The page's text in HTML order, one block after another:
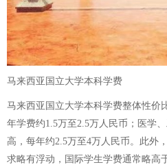
马来西亚国立大学本科学费
马来西亚国立大学本科学费整体性价
年学费约1.5万至2.5万人民币；医学
高，每年约2.5万至4万人民币。此外
求略有浮动，国际学生学费通常略高